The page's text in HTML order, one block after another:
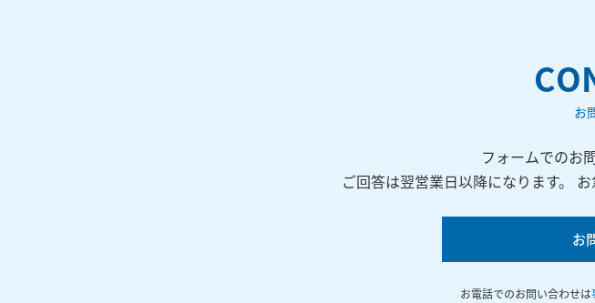
お
フォームでのお
ご回答は翌営業日以降になります。
お
お電話でのお問い合わせは